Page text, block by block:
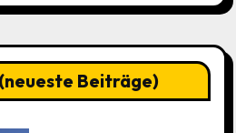
Beiträge)